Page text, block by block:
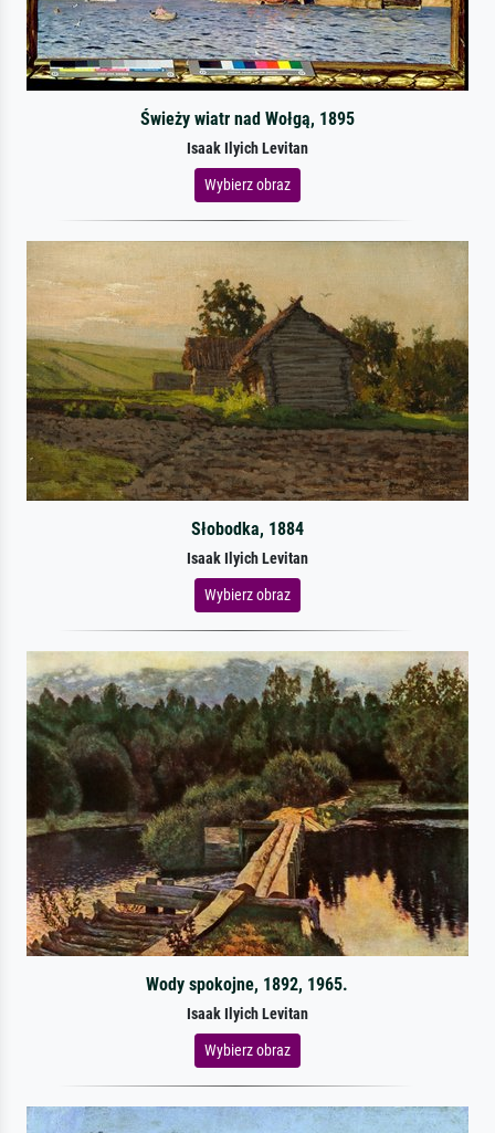
Świeży wiatr nad Wołgą, 1895
Isaak Ilyich Levitan
Wybierz obraz
Słobodka, 1884
Isaak Ilyich Levitan
Wybierz obraz
Wody spokojne, 1892, 1965.
Isaak Ilyich Levitan
Wybierz obraz